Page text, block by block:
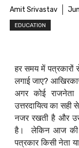
Amit Srivastav
EDUCATION
हर समय में पत्रकारों
लगाई जाए?
अगर कोई राजनेता
उत्तरदायित्व का सही
नजर रखती है और
है। ‌ लेकिन आज की
पत्रकार किसी नेता